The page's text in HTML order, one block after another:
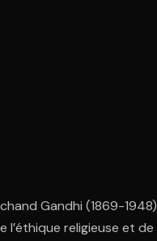
Gandhi (1869-1948)
l’éthique religieuse et de